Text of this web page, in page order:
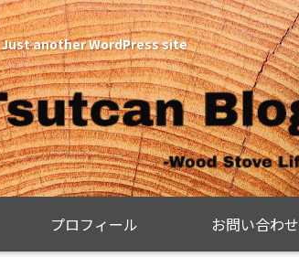
Just another WordPress site
プロフィール お問い合わせ